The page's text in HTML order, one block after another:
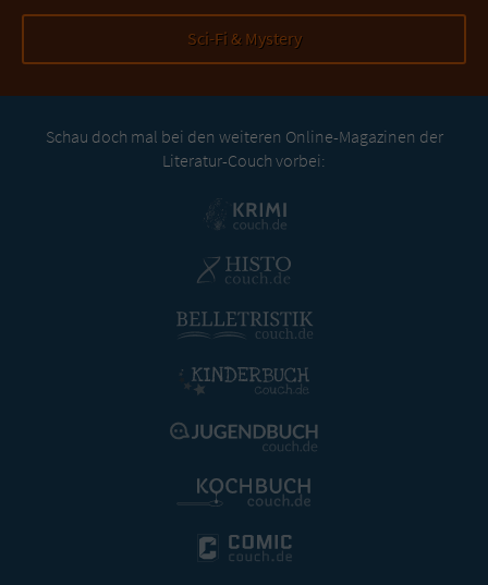
Sci-Fi & Mystery
Schau doch mal bei den weiteren Online-Magazinen der
Literatur-Couch vorbei: